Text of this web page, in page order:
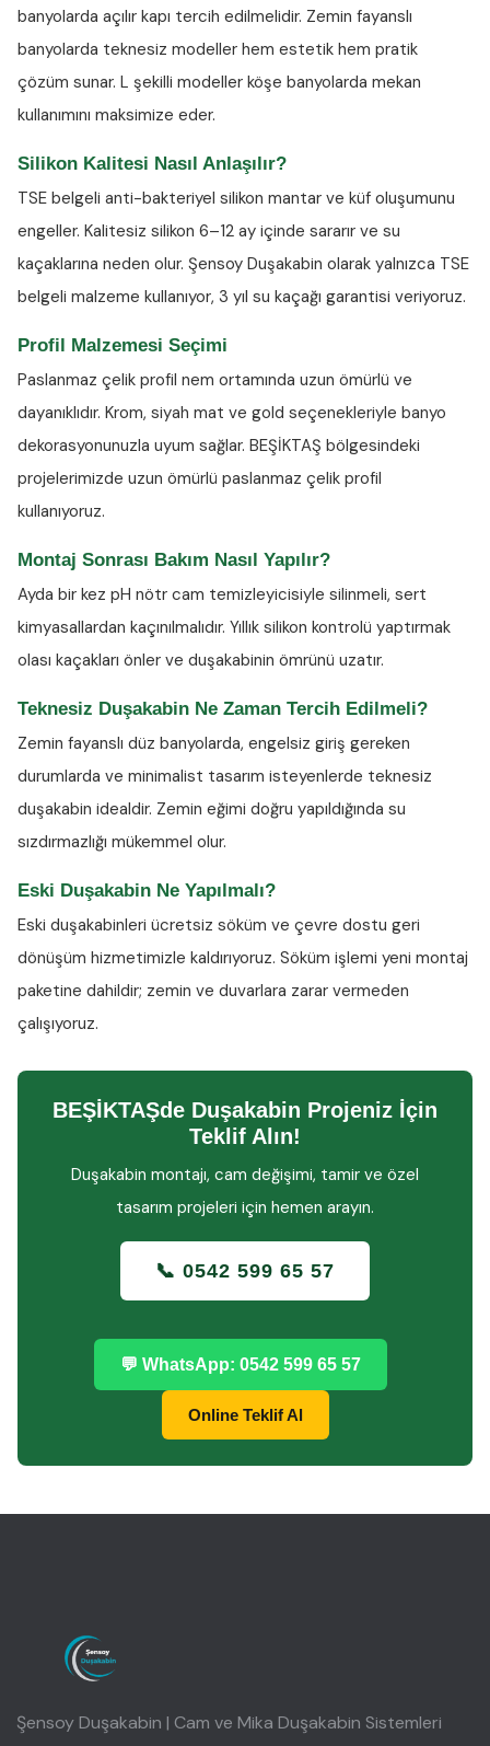
banyolarda açılır kapı tercih edilmelidir. Zemin fayanslı
banyolarda teknesiz modeller hem estetik hem pratik
çözüm sunar. L şekilli modeller köşe banyolarda mekan
kullanımını maksimize eder.
Silikon Kalitesi Nasıl Anlaşılır?
TSE belgeli anti-bakteriyel silikon mantar ve küf oluşumunu
engeller. Kalitesiz silikon 6–12 ay içinde sararır ve su
kaçaklarına neden olur. Şensoy Duşakabin olarak yalnızca TSE
belgeli malzeme kullanıyor, 3 yıl su kaçağı garantisi veriyoruz.
Profil Malzemesi Seçimi
Paslanmaz çelik profil nem ortamında uzun ömürlü ve
dayanıklıdır. Krom, siyah mat ve gold seçenekleriyle banyo
dekorasyonunuzla uyum sağlar. BEŞİKTAŞ bölgesindeki
projelerimizde uzun ömürlü paslanmaz çelik profil
kullanıyoruz.
Montaj Sonrası Bakım Nasıl Yapılır?
Ayda bir kez pH nötr cam temizleyicisiyle silinmeli, sert
kimyasallardan kaçınılmalıdır. Yıllık silikon kontrolü yaptırmak
olası kaçakları önler ve duşakabinin ömrünü uzatır.
Teknesiz Duşakabin Ne Zaman Tercih Edilmeli?
Zemin fayanslı düz banyolarda, engelsiz giriş gereken
durumlarda ve minimalist tasarım isteyenlerde teknesiz
duşakabin idealdir. Zemin eğimi doğru yapıldığında su
sızdırmazlığı mükemmel olur.
Eski Duşakabin Ne Yapılmalı?
Eski duşakabinleri ücretsiz söküm ve çevre dostu geri
dönüşüm hizmetimizle kaldırıyoruz. Söküm işlemi yeni montaj
paketine dahildir; zemin ve duvarlara zarar vermeden
çalışıyoruz.
BEŞİKTAŞde Duşakabin Projeniz İçin
Teklif Alın!
Duşakabin montajı, cam değişimi, tamir ve özel
tasarım projeleri için hemen arayın.
📞 0542 599 65 57
💬 WhatsApp: 0542 599 65 57
Online Teklif Al
Şensoy Duşakabin | Cam ve Mika Duşakabin Sistemleri